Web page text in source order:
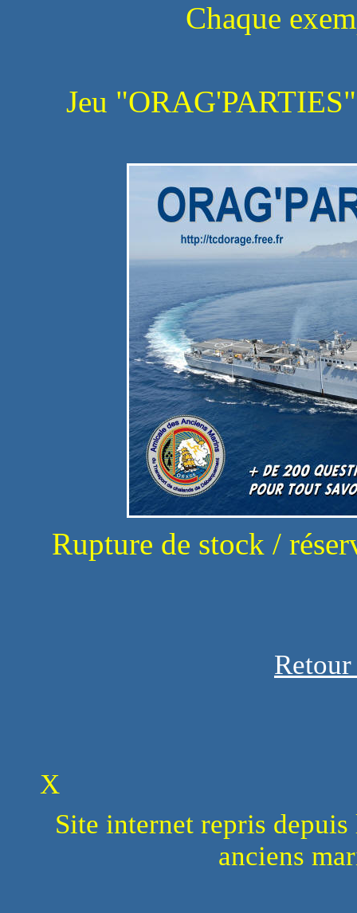
Chaque
Jeu
Rupture de stock /
X
Site internet repris
anciens